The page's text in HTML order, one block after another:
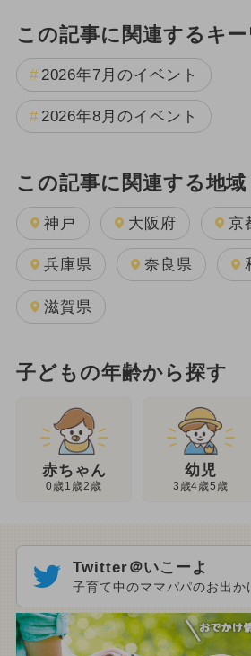
この記事に関連するキー
2026年7月のイベント
2026年8月のイベント
この記事に関連する地域
神戸 大阪府 京
兵庫県 奈良県
滋賀県
子どもの年齢から探す
赤ちゃん
0歳1歳2歳
幼児
3歳4歳5歳
Twitter＠いこーよ
子育て中のママパパのお出か